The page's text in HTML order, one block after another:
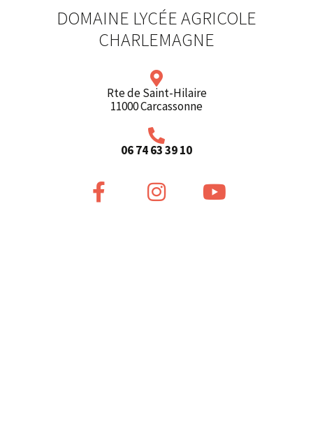
DOMAINE LYCÉE AGRICOLE
CHARLEMAGNE
Rte de Saint-Hilaire
11000 Carcassonne
06 74 63 39 10